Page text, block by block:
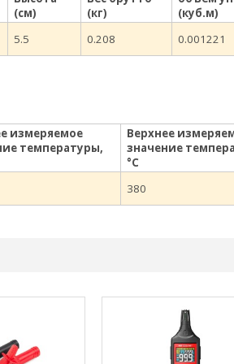
(см)
(кг)
(куб.м)
5.5 0.208 0.001221
измеряемое
температуры,
Верхнее
значение
°С
380